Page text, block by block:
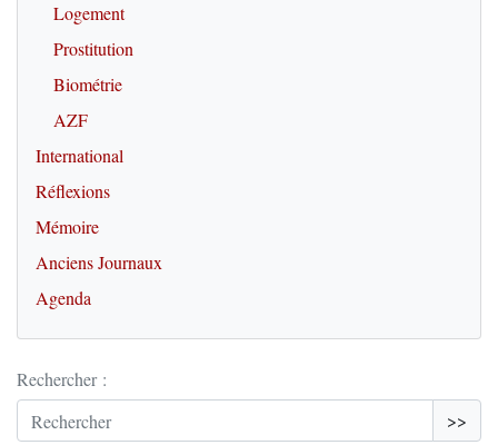
Logement
Prostitution
Biométrie
AZF
International
Réflexions
Mémoire
Anciens Journaux
Agenda
Rechercher :
>>